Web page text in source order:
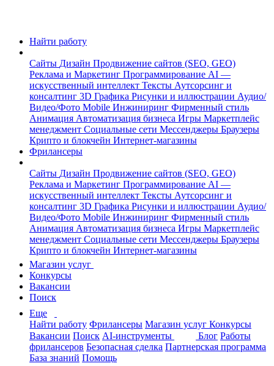
Найти работу
Сайты Дизайн Продвижение сайтов (SEO, GEO)
Реклама и Маркетинг Программирование AI —
искусственный интеллект Тексты Аутсорсинг и
консалтинг 3D Графика Рисунки и иллюстрации Аудио/
Видео/Фото Mobile Инжиниринг Фирменный стиль
Анимация Автоматизация бизнеса Игры Маркетплейс
менеджмент Социальные сети Мессенджеры Браузеры
Крипто и блокчейн Интернет-магазины
Фрилансеры
Сайты Дизайн Продвижение сайтов (SEO, GEO)
Реклама и Маркетинг Программирование AI —
искусственный интеллект Тексты Аутсорсинг и
консалтинг 3D Графика Рисунки и иллюстрации Аудио/
Видео/Фото Mobile Инжиниринг Фирменный стиль
Анимация Автоматизация бизнеса Игры Маркетплейс
менеджмент Социальные сети Мессенджеры Браузеры
Крипто и блокчейн Интернет-магазины
Магазин услуг
Конкурсы
Вакансии
Поиск
Еще
Найти работу Фрилансеры Магазин услуг Конкурсы
Вакансии Поиск AI-инструменты Блог Работы
фрилансеров Безопасная сделка Партнерская программа
База знаний Помощь